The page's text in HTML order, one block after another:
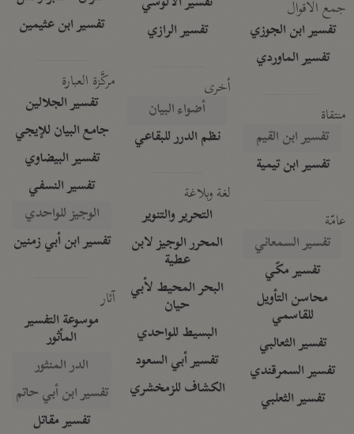
جمع الأقوال
تفسير ابن الجوزي
تفسير الماوردي
منتقاة
تفسير ابن القيم
تفسير ابن تيمية
عامّة
تفسير السمعاني
تفسير مكّي
محاسن التأويل
للقاسمي
تفسير الثعالبي
تفسير السمرقندي
تفسير الثعلبي
تفسير الرازي
أخرى
أضواء البيان
نظم الدرر للبقاعي
لغة وبلاغة
التحرير والتنوير
المحرر الوجيز لابن
عطية
البحر المحيط لأبي
حيان
البسيط للواحدي
تفسير أبي السعود
الكشاف للزمخشري
تفسير ابن عثيمين
مركَّزة العبارة
تفسير الجلالين
جامع البيان للإيجي
تفسير البيضاوي
تفسير النسفي
الوجيز للواحدي
تفسير ابن أبي زمنين
آثار
موسوعة التفسير
المأثور
الدر المنثور
تفسير ابن أبي حاتم
تفسير مقاتل